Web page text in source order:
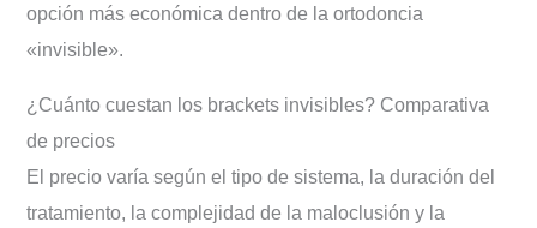
opción más económica dentro de la ortodoncia
«invisible».
¿Cuánto cuestan los brackets invisibles? Comparativa
de precios
El precio varía según el tipo de sistema, la duración del
tratamiento, la complejidad de la maloclusión y la